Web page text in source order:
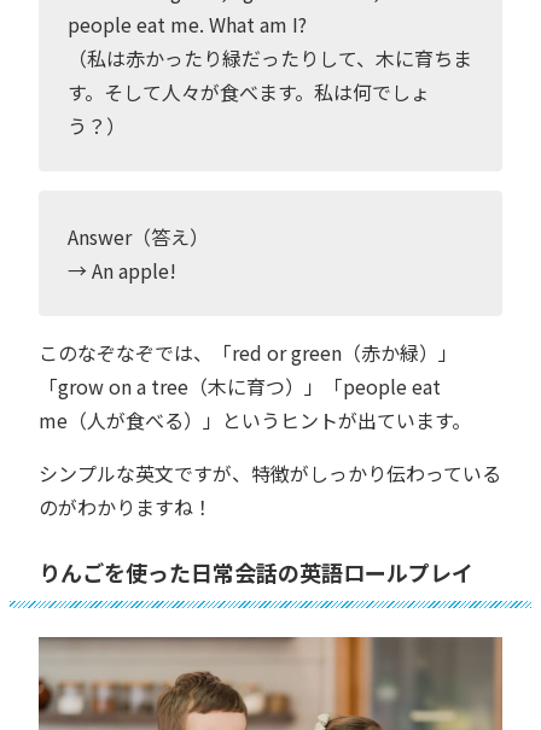
people eat me. What am I?
（私は赤かったり緑だったりして、木に育ちま
す。そして人々が食べます。私は何でしょ
う？）
Answer（答え）
→ An apple!
このなぞなぞでは、「red or green（赤か緑）」
「grow on a tree（木に育つ）」「people eat
me（人が食べる）」というヒントが出ています。
シンプルな英文ですが、特徴がしっかり伝わっている
のがわかりますね！
りんごを使った日常会話の英語ロールプレイ